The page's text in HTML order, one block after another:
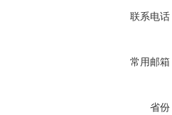
联系电话
常用邮箱
省份